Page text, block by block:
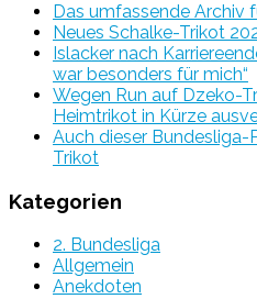
Das umfassende Archiv
Neues Schalke-Trikot
Islacker nach
war besonders für mich“
Wegen Run auf Dzeko-
Heimtrikot in Kürze
Auch dieser Bundesliga-
Trikot
Kategorien
2. Bundesliga
Allgemein
Anekdoten